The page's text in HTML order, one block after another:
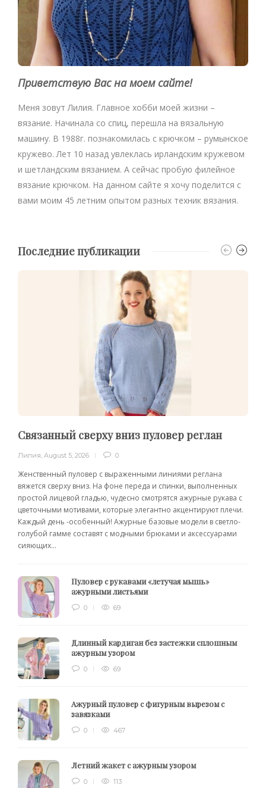
Приветствую Вас на моем сайте!
Меня зовут Лилия. Главное хобби моей жизни –
вязание. Начинала со спиц, перешла на вязальную
машину. В 1988г. познакомилась с крючком – румынское
кружево. Лет 10 назад увлеклась ирландским кружевом
и шетландским вязанием. А сейчас пробую филейное
вязание крючком. На данном сайте я хочу поделится с
вами моим 45 летним опытом разных техник вязания.
Последние публикации
Связанный сверху вниз пуловер реглан
Лилия, August 5, 2026 0
Женственный пуловер с выраженными линиями реглана
вяжется сверху вниз. На фоне переда и спинки, выполненных
простой лицевой гладью, чудесно смотрятся ажурные рукава с
цветочными мотивами, которые элегантно акцентируют плечи.
Каждый день -особенный! Ажурные базовые модели в светло-
голубой гамме составят с модными брюками и аксессуарами
сияющих...
Пуловер с рукавами «летучая мышь»
ажурными листьями
0 69
Длинный кардиган без застежки сплошным
ажурным узором
0 69
Ажурный пуловер с фигурным вырезом с
завязками
0 467
Летний жакет с ажурным узором
0 113